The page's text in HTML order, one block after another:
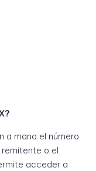
a mano el número
o el
acceder a